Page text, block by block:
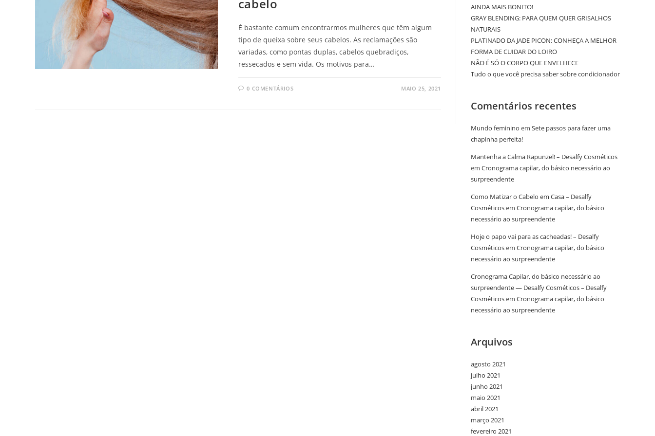
cabelo
É bastante comum encontrarmos mulheres que têm algum
tipo de queixa sobre seus cabelos. As reclamações são
variadas, como pontas duplas, cabelos quebradiços,
ressecados e sem vida. Os motivos para…
0 COMENTÁRIOS MAIO 25, 2021
AINDA MAIS BONITO!
GRAY BLENDING: PARA QUEM QUER GRISALHOS
NATURAIS
PLATINADO DA JADE PICON: CONHEÇA A MELHOR
FORMA DE CUIDAR DO LOIRO
NÃO É SÓ O CORPO QUE ENVELHECE
Tudo o que você precisa saber sobre condicionador
Comentários recentes
Mundo feminino em Sete passos para fazer uma
chapinha perfeita!
Mantenha a Calma Rapunzel! – Desalfy Cosméticos
em Cronograma capilar, do básico necessário ao
surpreendente
Como Matizar o Cabelo em Casa – Desalfy
Cosméticosem Cronograma capilar, do básico
necessário ao surpreendente
Hoje o papo vai para as cacheadas! – Desalfy
Cosméticosem Cronograma capilar, do básico
necessário ao surpreendente
Cronograma Capilar, do básico necessário ao
surpreendente — Desalfy Cosméticos – Desalfy
Cosméticosem Cronograma capilar, do básico
necessário ao surpreendente
Arquivos
agosto 2021
julho 2021
junho 2021
maio 2021
abril 2021
março 2021
fevereiro 2021